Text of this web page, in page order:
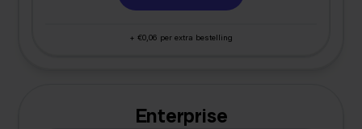
+ €0,06 per extra bestelling
Enterprise